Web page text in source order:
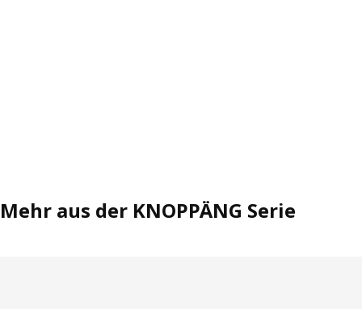
Mehr aus der KNOPPÄNG Serie